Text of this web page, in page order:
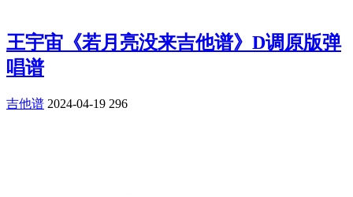
王宇宙《若月亮没来吉他谱》D调原版弹
唱谱
吉他谱 2024-04-19 296